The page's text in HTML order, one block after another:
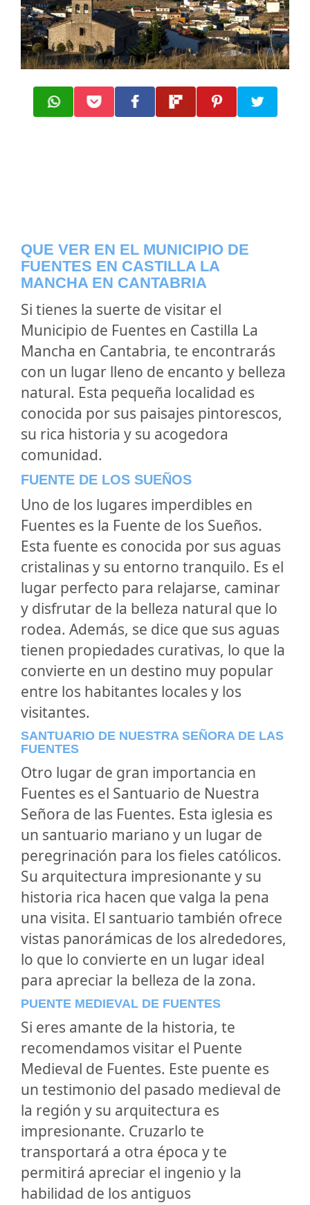
QUE VER EN EL MUNICIPIO DE
FUENTES EN CASTILLA LA
MANCHA EN CANTABRIA
Si tienes la suerte de visitar el
Municipio de Fuentes en Castilla La
Mancha en Cantabria, te encontrarás
con un lugar lleno de encanto y belleza
natural. Esta pequeña localidad es
conocida por sus paisajes pintorescos,
su rica historia y su acogedora
comunidad.
FUENTE DE LOS SUEÑOS
Uno de los lugares imperdibles en
Fuentes es la Fuente de los Sueños.
Esta fuente es conocida por sus aguas
cristalinas y su entorno tranquilo. Es el
lugar perfecto para relajarse, caminar
y disfrutar de la belleza natural que lo
rodea. Además, se dice que sus aguas
tienen propiedades curativas, lo que la
convierte en un destino muy popular
entre los habitantes locales y los
visitantes.
SANTUARIO DE NUESTRA SEÑORA DE LAS
FUENTES
Otro lugar de gran importancia en
Fuentes es el Santuario de Nuestra
Señora de las Fuentes. Esta iglesia es
un santuario mariano y un lugar de
peregrinación para los fieles católicos.
Su arquitectura impresionante y su
historia rica hacen que valga la pena
una visita. El santuario también ofrece
vistas panorámicas de los alrededores,
lo que lo convierte en un lugar ideal
para apreciar la belleza de la zona.
PUENTE MEDIEVAL DE FUENTES
Si eres amante de la historia, te
recomendamos visitar el Puente
Medieval de Fuentes. Este puente es
un testimonio del pasado medieval de
la región y su arquitectura es
impresionante. Cruzarlo te
transportará a otra época y te
permitirá apreciar el ingenio y la
habilidad de los antiguos